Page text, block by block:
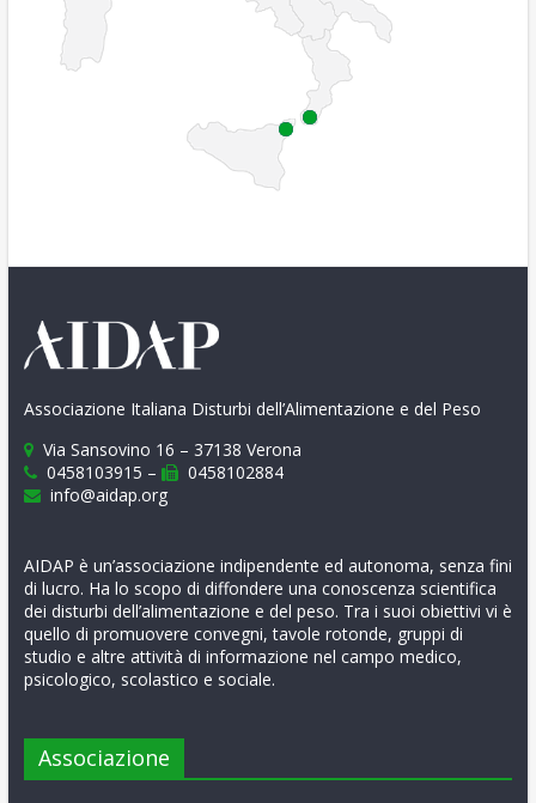
Associazione Italiana Disturbi dell’Alimentazione e del Peso
Via Sansovino 16 – 37138 Verona
0458103915 –
0458102884
info@aidap.org
AIDAP è un’associazione indipendente ed autonoma, senza fini
di lucro. Ha lo scopo di diffondere una conoscenza scientifica
dei disturbi dell’alimentazione e del peso. Tra i suoi obiettivi vi è
quello di promuovere convegni, tavole rotonde, gruppi di
studio e altre attività di informazione nel campo medico,
psicologico, scolastico e sociale.
Associazione